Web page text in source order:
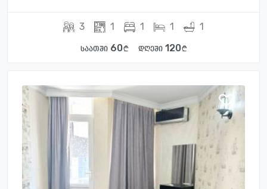
3 1 1 1 1
საათში 60 დღეში 120